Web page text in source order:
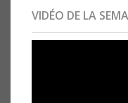
VIDÉO DE LA